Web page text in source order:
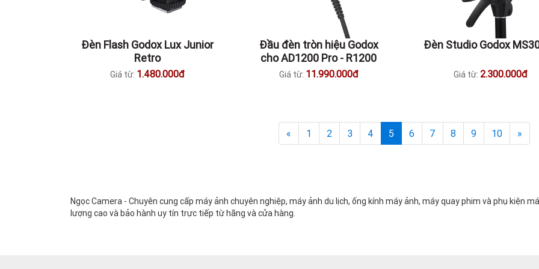
Đèn Flash Godox Lux Junior
Retro
Giá từ: 1.480.000đ
Đầu đèn tròn hiệu Godox
cho AD1200 Pro - R1200
Giá từ: 11.990.000đ
Đèn Studio Godox
Giá từ: 2.300.000đ
« 1 2 3 4 5 6 7 8 9 10 »
Ngọc Camera - Chuyên cung cấp máy ảnh chuyên nghiệp, máy ảnh du lịch, ống kính máy ảnh, máy quay phim và phụ kiện
lượng cao và bảo hành uy tín trực tiếp từ hãng và cửa hàng.